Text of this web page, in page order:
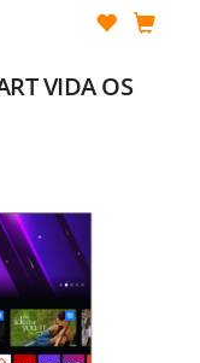
VIDA OS